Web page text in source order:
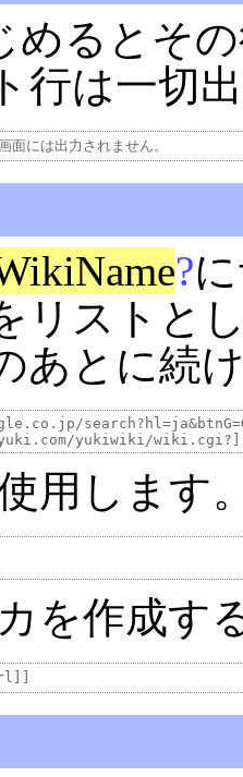
めるとそ
行は一切
?
リストと
あとに続
用します
を作成す